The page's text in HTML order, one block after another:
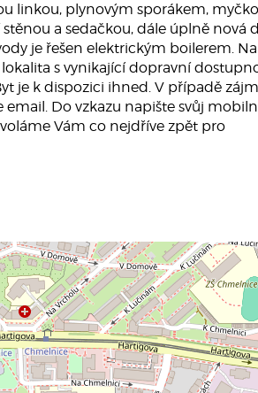
linkou, plynovým sporákem,
a sedačkou, dále úplně nová
je řešen elektrickým boilerem. Na
s vynikající dopravní
je k dispozici ihned. V případě
Do vzkazu napište svůj
Vám co nejdříve zpět pro